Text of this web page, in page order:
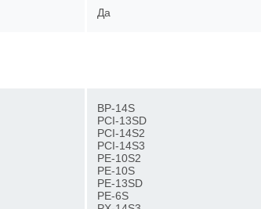
Да
BP-14S
PCI-13SD
PCI-14S2
PCI-14S3
PE-10S2
PE-10S
PE-13SD
PE-6S